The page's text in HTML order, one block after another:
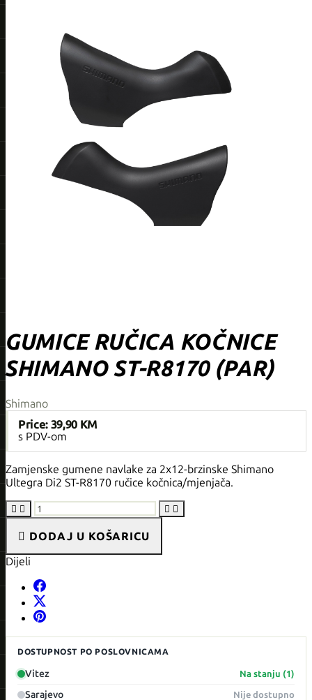
GUMICE RUČICA KOČNICE
SHIMANO ST-R8170 (PAR)
Shimano
Price: 39,90 KM
s PDV-om
Zamjenske gumene navlake za 2x12-brzinske Shimano
Ultegra Di2 ST-R8170 ručice kočnica/mjenjača.
   
 DODAJ U KOŠARICU
Dijeli
DOSTUPNOST PO POSLOVNICAMA
Vitez Na stanju (1)
Sarajevo Nije dostupno